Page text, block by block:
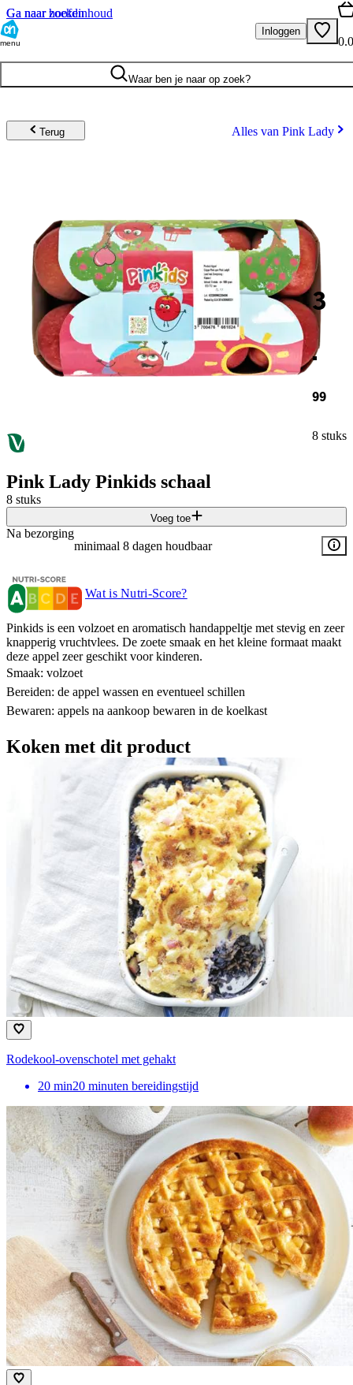
Ga naar hoofdinhoud
Ga naar zoeken
menu
Inloggen
Waar ben je naar op zoek?
Terug Alles van Pink Lady
3
.
99
8 stuks
Pink Lady Pinkids schaal
8 stuks
Voeg toe
Na bezorging
minimaal 8 dagen houdbaar
Wat is Nutri-Score?
Pinkids is een volzoet en aromatisch handappeltje met stevig en zeer
knapperig vruchtvlees. De zoete smaak en het kleine formaat maakt
deze appel zeer geschikt voor kinderen.
Smaak: volzoet
Bereiden: de appel wassen en eventueel schillen
Bewaren: appels na aankoop bewaren in de koelkast
Koken met dit product
Rodekool-ovenschotel met gehakt
20 min20 minuten bereidingstijd